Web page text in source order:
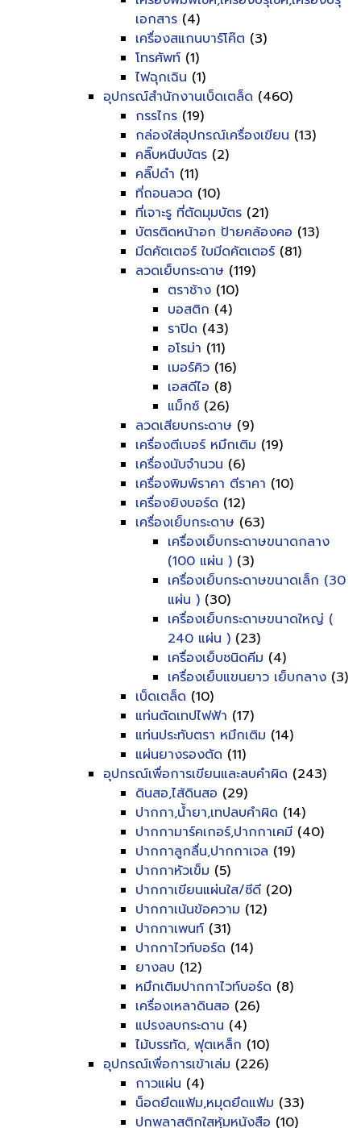
เอกสาร (4)
เครื่องสแกนบาร์โค๊ต (3)
โทรศัพท์ (1)
ไฟฉุกเฉิน (1)
อุปกรณ์สำนักงานเบ็ดเตล็ด (460)
กรรไกร (19)
กล่องใส่อุปกรณ์เครื่องเขียน (13)
คลิ๊บหนีบบัตร (2)
คลิ๊ปดำ (11)
ที่ถอนลวด (10)
ที่เจาะรู ที่ตัดมุมบัตร (21)
บัตรติดหน้าอก ป้ายคล้องคอ (13)
มีดคัตเตอร์ ใบมีดคัตเตอร์ (81)
ลวดเย็บกระดาษ (119)
ตราช้าง (10)
บอสติก (4)
ราปิด (43)
อโรม่า (11)
เมอร์คิว (16)
เอสดีไอ (8)
แม็กซ์ (26)
ลวดเสียบกระดาษ (9)
เครื่องตีเบอร์ หมึกเติม (19)
เครื่องนับจำนวน (6)
เครื่องพิมพ์ราคา ตีราคา (10)
เครื่องยิงบอร์ด (12)
เครื่องเย็บกระดาษ (63)
เครื่องเย็บกระดาษขนาดกลาง
(100 แผ่น ) (3)
เครื่องเย็บกระดาษขนาดเล็ก (30
แผ่น ) (30)
เครื่องเย็บกระดาษขนาดใหญ่ (
240 แผ่น ) (23)
เครื่องเย็บชนิดคีม (4)
เครื่องเย็บแขนยาว เย็บกลาง (3)
เบ็ดเตล็ด (10)
แท่นตัดเทปไฟฟ้า (17)
แท่นประทับตรา หมึกเติม (14)
แผ่นยางรองตัด (11)
อุปกรณ์เพื่อการเขียนและลบคำผิด (243)
ดินสอ,ไส้ดินสอ (29)
ปากกา,น้ำยา,เทปลบคำผิด (14)
ปากกามาร์คเกอร์,ปากกาเคมี (40)
ปากกาลูกลื่น,ปากกาเจล (19)
ปากกาหัวเข็ม (5)
ปากกาเขียนแผ่นใส/ซีดี (20)
ปากกาเน้นข้อความ (12)
ปากกาเพนท์ (31)
ปากกาไวท์บอร์ด (14)
ยางลบ (12)
หมึกเติมปากกาไวท์บอร์ด (8)
เครื่องเหลาดินสอ (26)
แปรงลบกระดาน (4)
ไม้บรรทัด, ฟุตเหล็ก (10)
อุปกรณ์เพื่อการเข้าเล่ม (226)
กาวแผ่น (4)
น็อดยึดแฟ้ม,หมุดยึดแฟ้ม (33)
ปกพลาสติกใสหุ้มหนังสือ (10)